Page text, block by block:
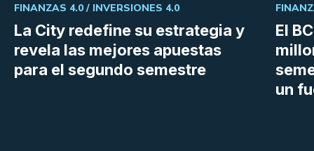
La City redefine su estrategia y
revela las mejores apuestas
para el segundo semestre
FINANZAS 4.0 / INVERSIONES 4.0
El
un